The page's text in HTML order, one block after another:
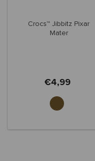
Crocs™ Jibbitz Pixar
Mater
€4,99